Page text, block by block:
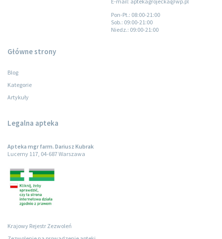
Pon-Pt.: 08:00-21:00
Sob.: 09:00-21:00
Niedz.: 09:00-21:00
Główne strony
Blog
Kategorie
Artykuły
Legalna apteka
Apteka mgr farm. Dariusz Kubrak
Lucerny 117, 04-687 Warszawa
Krajowy Rejestr Zezwoleń